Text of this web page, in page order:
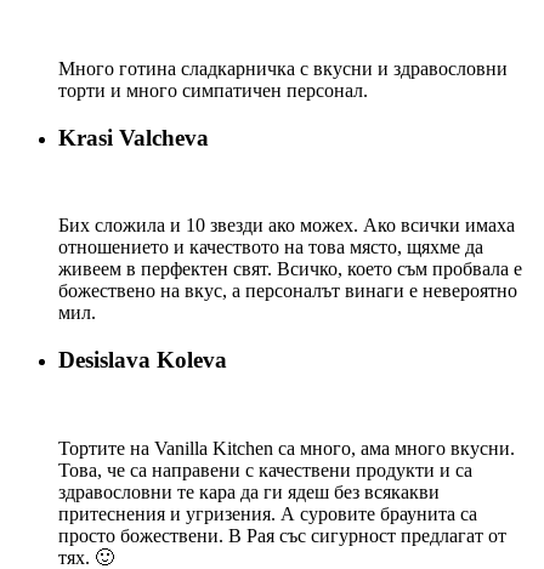
Много готина сладкарничка с вкусни и здравословни
торти и много симпатичен персонал.
Krasi Valcheva
Бих сложила и 10 звезди ако можех. Ако всички имаха
отношението и качеството на това място, щяхме да
живеем в перфектен свят. Всичко, което съм пробвала е
божествено на вкус, а персоналът винаги е невероятно
мил.
Desislava Koleva
Тортите на Vanilla Kitchen са много, ама много вкусни.
Това, че са направени с качествени продукти и са
здравословни те кара да ги ядеш без всякакви
притеснения и угризения. А суровите браунита са
просто божествени. В Рая със сигурност предлагат от
тях. 🙂